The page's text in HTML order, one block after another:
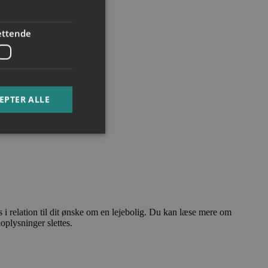
i relation til dit ønske om en lejebolig. Du kan læse mere om
slettes.
ALLE